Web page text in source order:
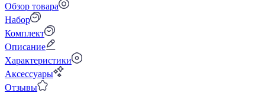
Обзор товара
Набор
Комплект
Описание
Характеристики
Аксессуары
Отзывы